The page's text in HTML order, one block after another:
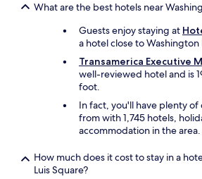
What are the best hotels near
Guests enjoy staying at
a hotel close to Washington
Transamerica Executive
well-reviewed hotel and is
foot.
In fact, you'll have plenty
from with 1,745 hotels,
accommodation in the area.
How much does it cost to stay in a
Luis Square?